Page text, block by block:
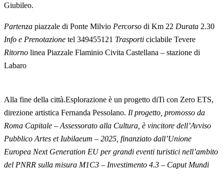
Giubileo.
Partenza piazzale di Ponte Milvio Percorso di Km 22 Durata 2.30
Info e Prenotazione tel 349455121 Trasporti ciclabile Tevere
Ritorno linea Piazzale Flaminio Civita Castellana – stazione di
Labaro
Alla fine della città.Esplorazione è un progetto diTi con Zero ETS,
direzione artistica Fernanda Pessolano. Il progetto, promosso da
Roma Capitale – Assessorato alla Cultura, è vincitore dell’Avviso
Pubblico Artes et Iubilaeum – 2025, finanziato dall’Unione
Europea Next Generation EU per grandi eventi turistici nell’ambito
del PNRR sulla misura M1C3 – Investimento 4.3 – Caput Mundi